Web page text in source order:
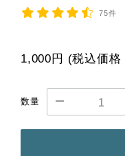
75件
1,000円 (税込価格
数量